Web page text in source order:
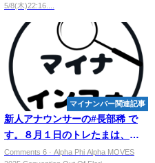
5/8(木)22:16....
マイナンバー関連記事
新人アナウンサーの#長部稀 で
す。８月１日のトレたまは、一
人乗り用のEV自動車 ... -
Comments 6 · Alpha Phi Alpha MOVES